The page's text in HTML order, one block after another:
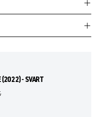
(2022) - SVART